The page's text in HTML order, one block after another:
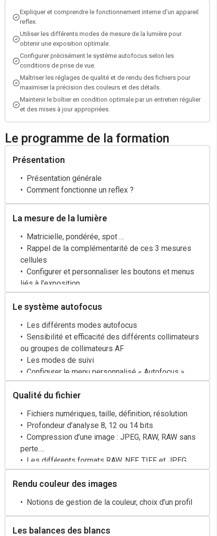
Expliquer et comprendre le fonctionnement interne d'un appareil
reflex.
Utiliser les différents modes de mesure de la lumière pour
obtenir une exposition optimale.
Configurer précisément le système autofocus selon les
conditions de prise de vue.
Maîtriser les réglages de qualité et de rendu des fichiers pour
maximiser la précision des couleurs et des détails.
Maintenir le boîtier en condition optimale par un entretien régulier
et des mises à jour appropriées.
Le programme de la formation
Présentation
Présentation générale
Comment fonctionne un reflex ?
La mesure de la lumière
Matricielle, pondérée, spot …
Rappel de la complémentarité de ces 3 mesures
cellules
Configurer et personnaliser les boutons et menus
liés à l’exposition
Valider son exposition avec les histogrammes, les
masques des hautes lumières (rappel)
Les sensibilités extrêmes et le travail en ISO auto
Le système autofocus
Les différents modes autofocus
Sensibilité et efficacité des différents collimateurs
ou groupes de collimateurs AF
Les modes de suivi
Configurer le menu personnalisé « Autofocus »
Le Live View et la capture en direct
Qualité du fichier
Fichiers numériques, taille, définition, résolution
Profondeur d’analyse 8, 12 ou 14 bits
Compression d’une image : JPEG, RAW, RAW sans
perte….
Les différents formats RAW, NEF, TIFF et JPEG
Rendu couleur des images
Notions de gestion de la couleur, choix d’un profil
Les balances des blancs